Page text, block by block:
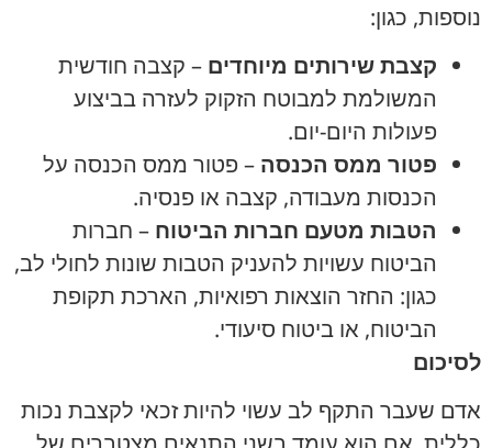
נוספות, כגון:
קצבת שירותים מיוחדים – קצבה חודשית
המשולמת למבוטח הזקוק לעזרה בביצוע
פעולות היום-יום.
פטור ממס הכנסה – פטור ממס הכנסה על
הכנסות מעבודה, קצבה או פנסיה.
הטבות מטעם חברות הביטוח – חברות
הביטוח עשויות להעניק הטבות שונות לחולי לב,
כגון: החזר הוצאות רפואיות, הארכת תקופת
הביטוח, או ביטוח סיעודי.
לסיכום
אדם שעבר התקף לב עשוי להיות זכאי לקצבת נכות